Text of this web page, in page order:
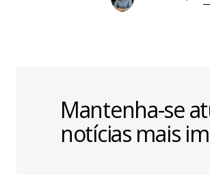
Mantenha-se
notícias mais